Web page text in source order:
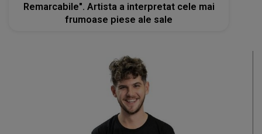
Remarcabile". Artista a interpretat cele mai
frumoase piese ale sale